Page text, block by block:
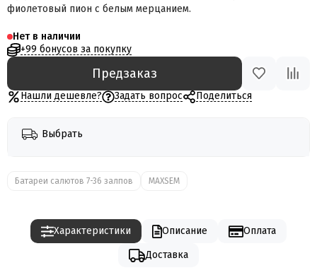
фиолетовый пион с белым мерцанием.
Нет в наличии
+99 бонусов за покупку
Предзаказ
Нашли дешевле? Задать вопрос Поделиться
Выбрать
Батареи салютов 7-36 залпов MAXSEM
Характеристики Описание
Оплата
Доставка